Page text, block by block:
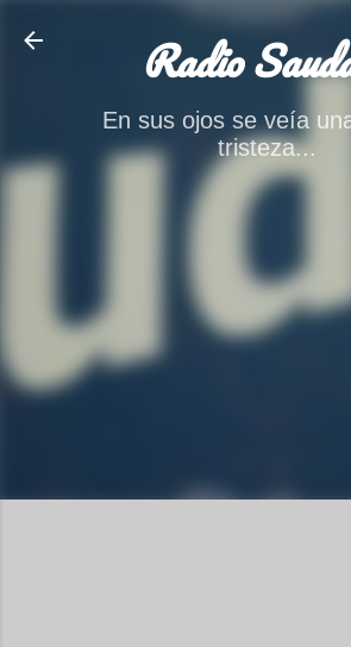
Radio
En sus ojos se veía
tristeza...